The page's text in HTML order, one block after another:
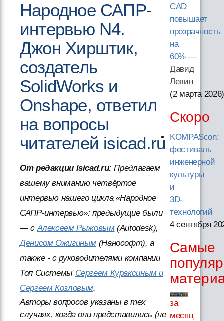
Народное САПР-
интервью N4.
Джон Хирштик,
создатель
SolidWorks и
Onshape, ответил
на вопросы
читателей isicad.ru
От редакции isicad.ru: Предлагаем
вашему вниманию четвёртое
интервью нашего цикла «Народное
САПР-интервью»: предыдущие были
— сАлексеем Рыжовым(Autodesk),
Денисом Ожигиным (Нанософт), а
также - с руководителями компании
Топ Системы Сергеем Кураксиным и
Сергеем Козловым.
Авторы вопросов указаны в тех
случаях, когда они представились (не
CAD
повышает
прозрачность
на
60%—
Давид
Левин
(2 марта 2026)
Скоро
KOMPAScon:
фестиваль
инженерной
культуры
и
3D-
технологий
4 сентября
Самые
за
месяц